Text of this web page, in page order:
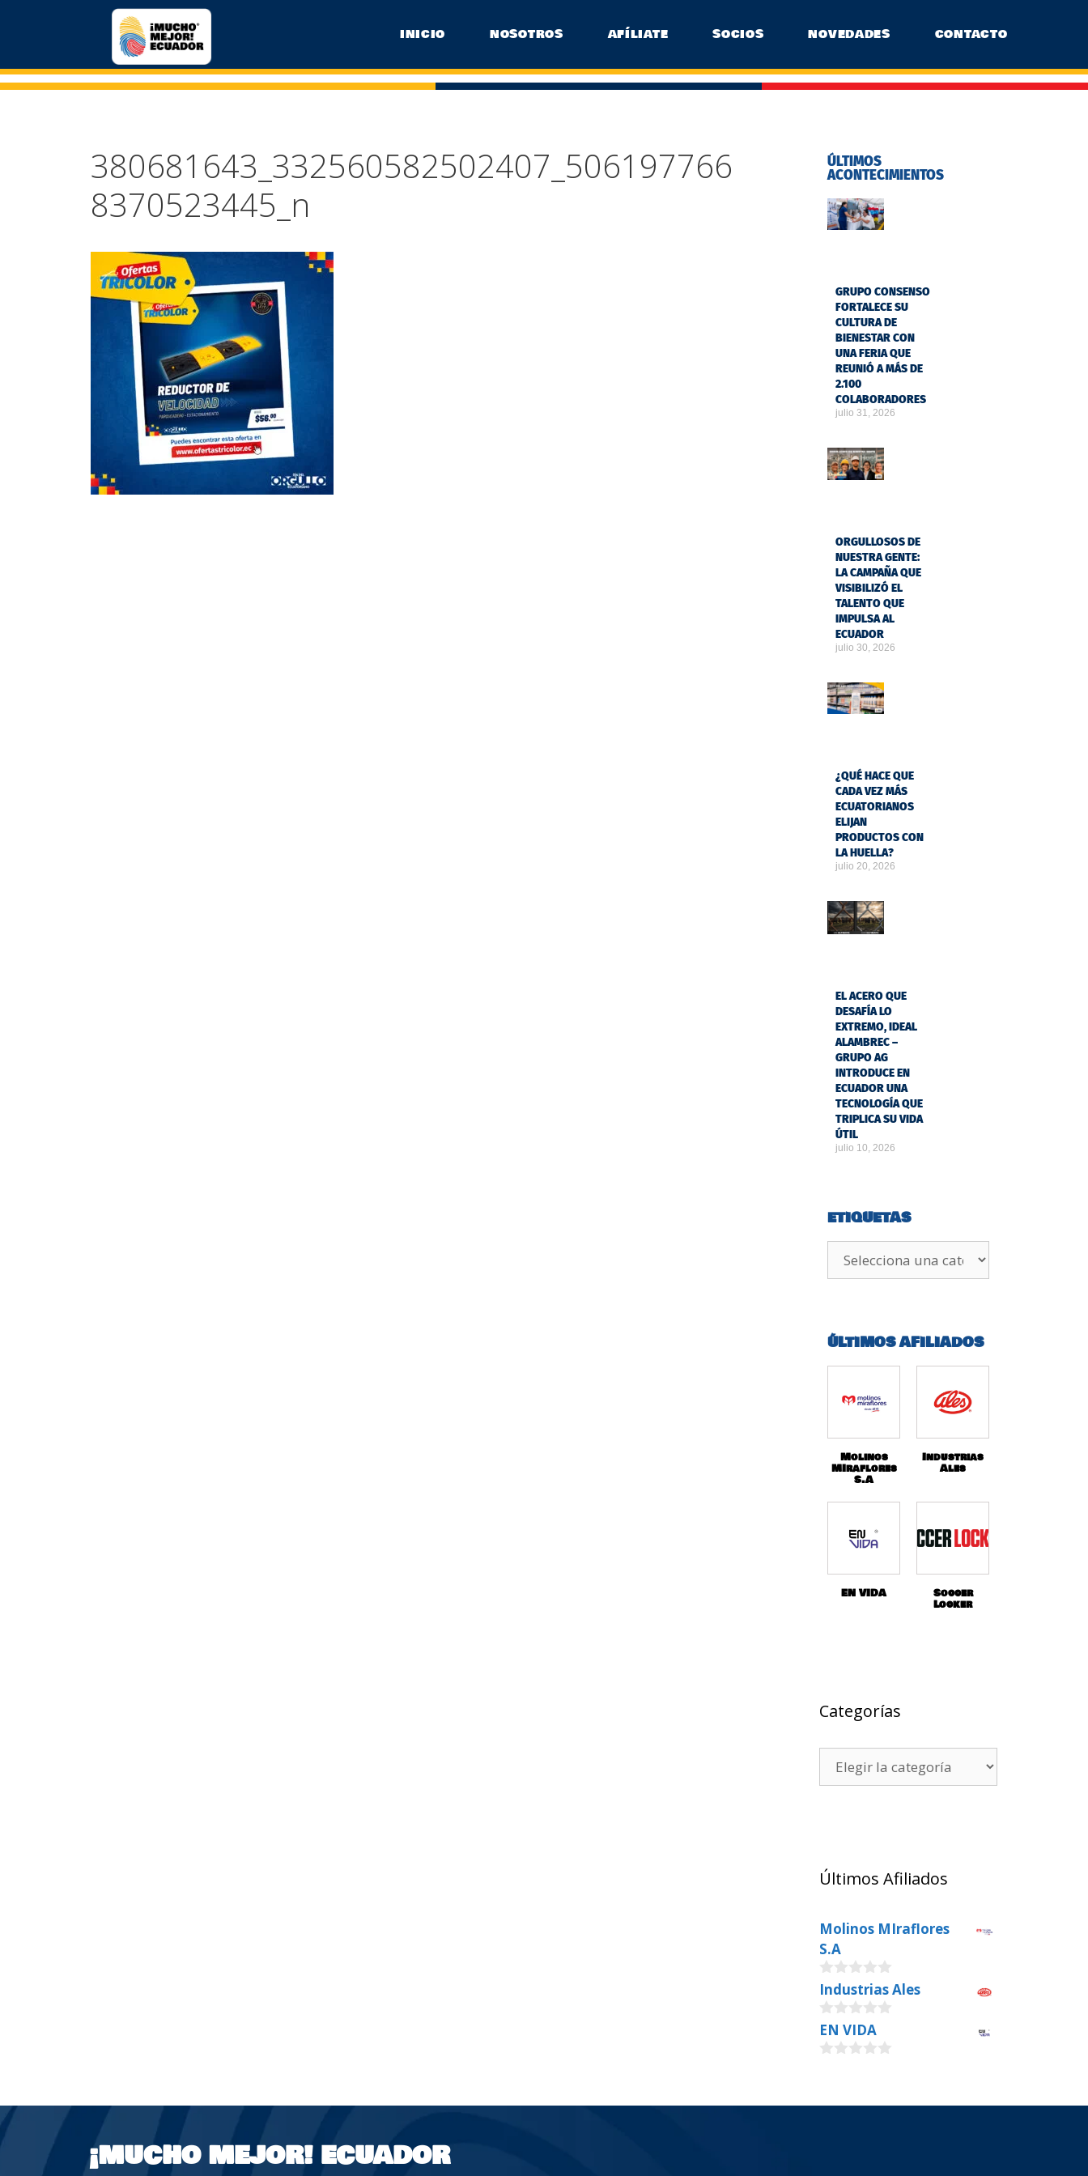
INICIO NOSOTROS AFÍLIATE SOCIOS NOVEDADES CONTACTO
380681643_332560582502407_506197766
8370523445_n
ÚLTIMOS
ACONTECIMIENTOS
GRUPO CONSENSO
FORTALECE SU
CULTURA DE
BIENESTAR CON
UNA FERIA QUE
REUNIÓ A MÁS DE
2.100
COLABORADORES
julio 31, 2026
ORGULLOSOS DE
NUESTRA GENTE:
LA CAMPAÑA QUE
VISIBILIZÓ EL
TALENTO QUE
IMPULSA AL
ECUADOR
julio 30, 2026
¿QUÉ HACE QUE
CADA VEZ MÁS
ECUATORIANOS
ELIJAN
PRODUCTOS CON
LA HUELLA?
julio 20, 2026
EL ACERO QUE
DESAFÍA LO
EXTREMO, IDEAL
ALAMBREC –
GRUPO AG
INTRODUCE EN
ECUADOR UNA
TECNOLOGÍA QUE
TRIPLICA SU VIDA
ÚTIL
julio 10, 2026
ETIQUETAS
ÚLTIMOS AFILIADOS
Molinos
MIraflores
S.A
Industrias
Ales
EN VIDA Soccer
Locker
Categorías
Últimos Afiliados
Molinos MIraflores
S.A
0
o
u
t
o
f
Industrias Ales
0
o
u
5
EN VIDA
t
¡MUCHO MEJOR! ECUADOR